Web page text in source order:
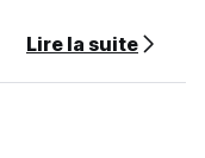
à découvrir,
à cheval dans les
vous faut. C'est une
Lire la suite